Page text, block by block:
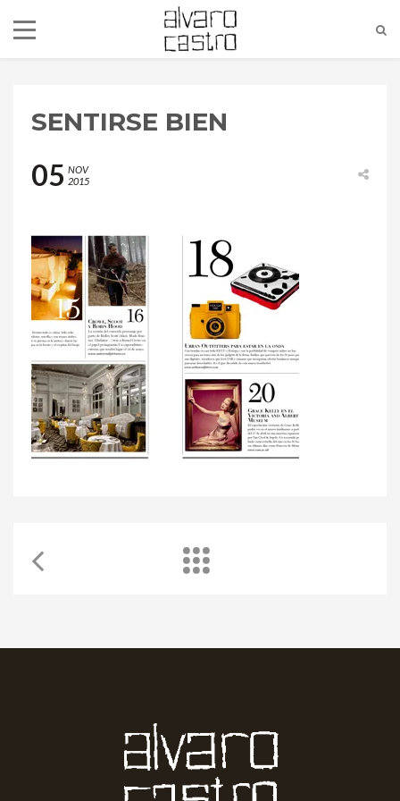
alvaro@alvarocastro.com
SENTIRSE BIEN
05 NOV
2015